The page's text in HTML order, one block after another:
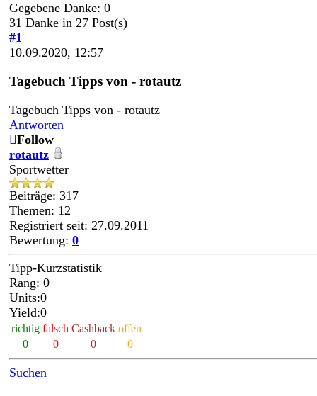
Gegebene Danke: 0
31 Danke in 27 Post(s)
#1
10.09.2020, 12:57
Tagebuch Tipps von - rotautz
Tagebuch Tipps von - rotautz
Antworten
Follow
rotautz
Sportwetter
Beiträge: 317
Themen: 12
Registriert seit: 27.09.2011
Bewertung: 0
Tipp-Kurzstatistik
Rang: 0
Units:0
Yield:0
richtig falsch Cashback offen
0
0 0 0
Suchen